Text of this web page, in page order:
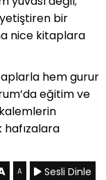
bir
nice kitaplara
hem gurur
eğitim ve
A Sesli Dinle